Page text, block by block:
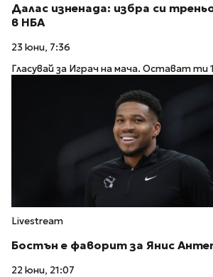
Далас изненада: избра си
в НБА
23 юни, 7:36
Гласувай за Играч на мача. Остават ти
Livestream
Бостън е фаворит за Янис
22 юни, 21:07